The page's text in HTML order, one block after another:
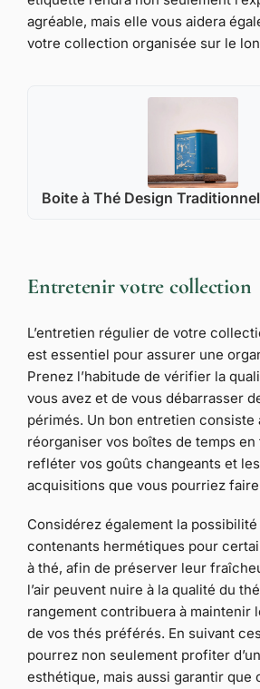
agréable, mais elle vous aidera
votre collection organisée sur le
Boite à Thé Design
Entretenir votre collection
L’entretien régulier de votre
est essentiel pour assurer une
Prenez l’habitude de vérifier la
vous avez et de vous débarrasser
périmés. Un bon entretien consiste
réorganiser vos boîtes de temps
refléter vos goûts changeants et
acquisitions que vous pourriez
Considérez également la possibilité
contenants hermétiques pour
à thé, afin de préserver leur
l’air peuvent nuire à la qualité du
rangement contribuera à maintenir
de vos thés préférés. En suivant
pourrez non seulement profiter
esthétique, mais aussi garantir que